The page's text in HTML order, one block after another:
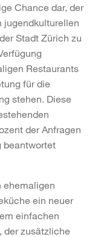
Chance dar, der
jugendkulturellen
Stadt Zürich zu
Restaurants
für die
stehen. Diese
der Anfragen
beantwortet
ehemaligen
ein neuer
einfachen
der zusätzliche